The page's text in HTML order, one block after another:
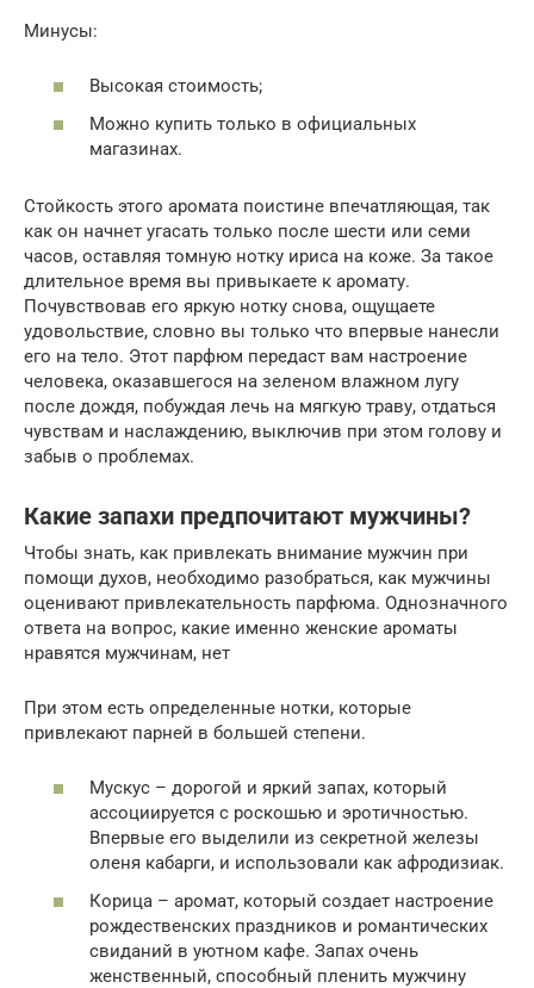
Минусы:
Высокая стоимость;
Можно купить только в официальных
магазинах.
Стойкость этого аромата поистине впечатляющая, так
как он начнет угасать только после шести или семи
часов, оставляя томную нотку ириса на коже. За такое
длительное время вы привыкаете к аромату.
Почувствовав его яркую нотку снова, ощущаете
удовольствие, словно вы только что впервые нанесли
его на тело. Этот парфюм передаст вам настроение
человека, оказавшегося на зеленом влажном лугу
после дождя, побуждая лечь на мягкую траву, отдаться
чувствам и наслаждению, выключив при этом голову и
забыв о проблемах.
Какие запахи предпочитают мужчины?
Чтобы знать, как привлекать внимание мужчин при
помощи духов, необходимо разобраться, как мужчины
оценивают привлекательность парфюма. Однозначного
ответа на вопрос, какие именно женские ароматы
нравятся мужчинам, нет
При этом есть определенные нотки, которые
привлекают парней в большей степени.
Мускус – дорогой и яркий запах, который
ассоциируется с роскошью и эротичностью.
Впервые его выделили из секретной железы
оленя кабарги, и использовали как афродизиак.
Корица – аромат, который создает настроение
рождественских праздников и романтических
свиданий в уютном кафе. Запах очень
женственный, способный пленить мужчину